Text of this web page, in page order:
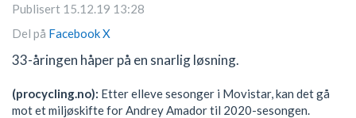
Publisert 15.12.19 13:28
Del på FacebookX
33-åringen håper på en snarlig løsning.
(procycling.no): Etter elleve sesonger i Movistar, kan det gå
mot et miljøskifte for Andrey Amador til 2020-sesongen.